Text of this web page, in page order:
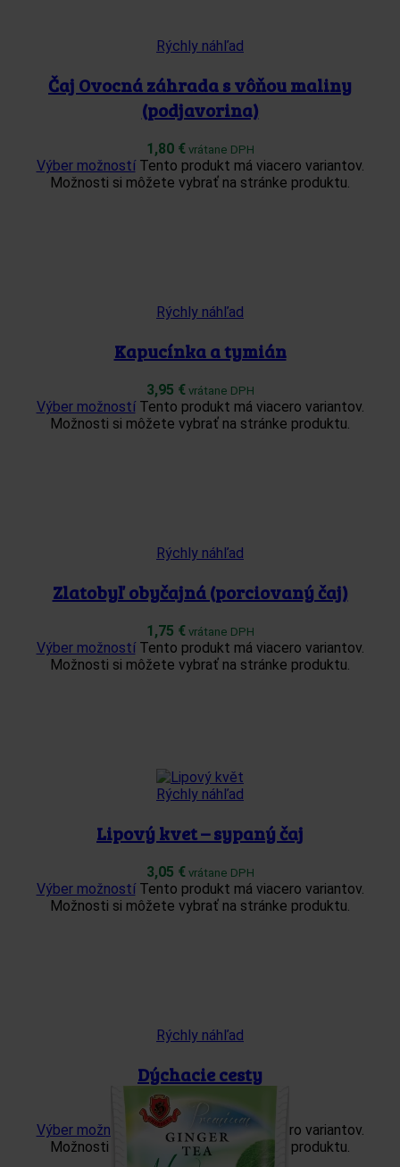
Rýchly náhľad
Čaj Ovocná záhrada s vôňou maliny
(podjavorina)
1,80 € vrátane DPH
Výber možností Tento produkt má viacero variantov.
Možnosti si môžete vybrať na stránke produktu.
Rýchly náhľad
Kapucínka a tymián
3,95 € vrátane DPH
Výber možností Tento produkt má viacero variantov.
Možnosti si môžete vybrať na stránke produktu.
Rýchly náhľad
Zlatobyľ obyčajná (porciovaný čaj)
1,75 € vrátane DPH
Výber možností Tento produkt má viacero variantov.
Možnosti si môžete vybrať na stránke produktu.
Rýchly náhľad
Lipový kvet – sypaný čaj
3,05 € vrátane DPH
Výber možností Tento produkt má viacero variantov.
Možnosti si môžete vybrať na stránke produktu.
Rýchly náhľad
Dýchacie cesty
2,85€ vrátane DPH
Výber možností
Tento produkt má viacero variantov.
Možnosti si môžete vybrať na stránke produktu.